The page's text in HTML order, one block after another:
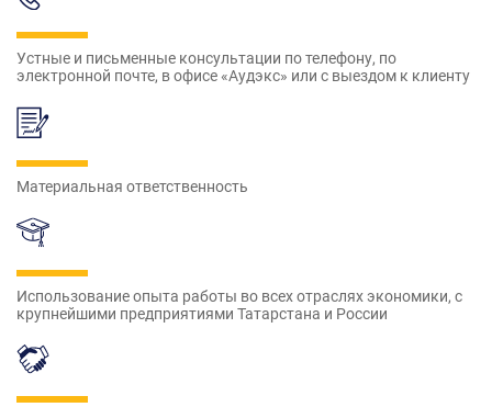
Устные и письменные консультации по телефону, по
электронной почте, в офисе «Аудэкс» или с выездом к клиенту
Материальная ответственность
Использование опыта работы во всех отраслях экономики, с
крупнейшими предприятиями Татарстана и России